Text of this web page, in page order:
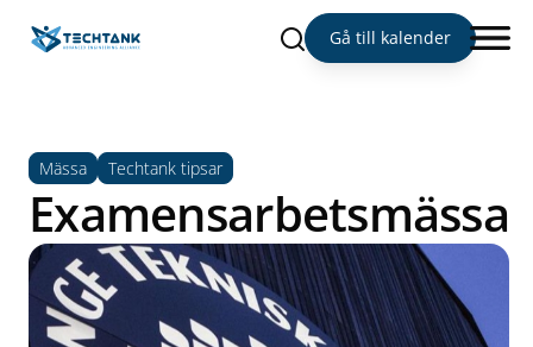
Sök Gå till kalender
Mässa Techtank tipsar
Examensarbetsmässa